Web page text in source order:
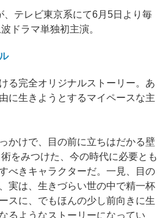
テレビ東京系にて6月5日より毎
ドラマ単独初主演。
る完全オリジナルストーリー。あ
に生きようとするマイペースな主
かけで、目の前に立ちはだかる壁
をみつけた、今の時代に必要とも
べきキャラクターだ。一見、目の
実は、生きづらい世の中で精一杯
スに、でもほんの少し前向きに生
るようなストーリーになってい